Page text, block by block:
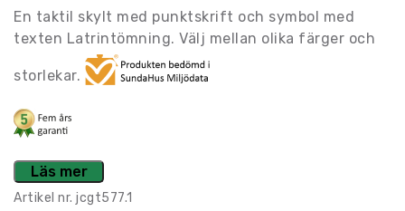
En taktil skylt med punktskrift och symbol med
texten Latrintömning. Välj mellan olika färger och
storlekar.
Läs mer
Artikel nr. jcgt577.1